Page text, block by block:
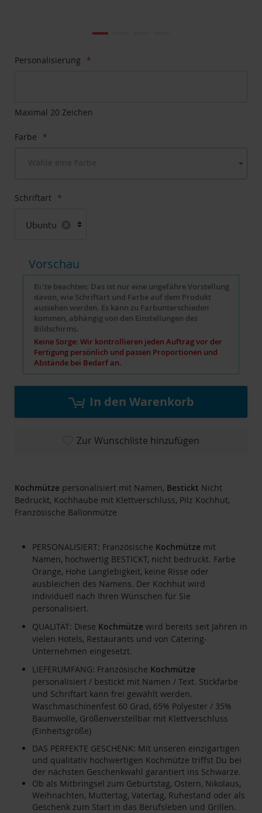
Kochmütze personalisiert mit Namen, Bestickt Nicht
Bedruckt, Kochhaube mit Klettverschluss, Pilz Kochhut,
Französische Ballonmütze
PERSONALISIERT: Französische Kochmütze mit
Namen, hochwertig BESTICKT, nicht bedruckt. Farbe
Orange, Hohe Langlebigkeit, keine Risse oder
ausbleichen des Namens. Der Kochhut wird
individuell nach Ihren Wünschen für Sie
personalisiert.
QUALITÄT: Diese Kochmütze wird bereits seit Jahren in
vielen Hotels, Restaurants und von Catering-
Unternehmen eingesetzt.
LIEFERUMFANG: Französische Kochmütze
personalisiert / bestickt mit Namen / Text. Stickfarbe
und Schriftart kann frei gewählt werden.
Waschmaschinenfest 60 Grad, 65% Polyester / 35%
Baumwolle, Größenverstellbar mit Klettverschluss
(Einheitsgröße)
DAS PERFEKTE GESCHENK: Mit unseren einzigartigen
und qualitativ hochwertigen Kochmütze triffst Du bei
der nächsten Geschenkwahl garantiert ins Schwarze.
Ob als Mitbringsel zum Geburtstag, Ostern, Nikolaus,
Weihnachten, Muttertag, Vatertag, Ruhestand oder als
Geschenk zum Start in das Berufsleben und Grillen.
Bildgalerie
Zum
springen
Personalisierung
Maximal 20 Zeichen
Farbe
Wähle eine Farbe
Schriftart
Ubuntu
Vorschau
Bitte beachten: Das ist nur eine ungefähre Vorstellung
davon, wie Schriftart und Farbe auf dem Produkt
aussehen werden. Es kann zu Farbunterschieden
kommen, abhängig von den Einstellungen des
Bildschirms.
Keine Sorge: Wir kontrollieren jeden Auftrag vor der
Fertigung persönlich und passen Proportionen und
Abstände bei Bedarf an.
In den Warenkorb
Zur Wunschliste hinzufügen